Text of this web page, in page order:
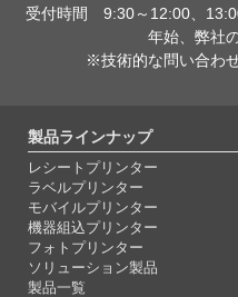
受付時間 9:30～12:00、
年始、弊社
※技術的な問い合わ
製品ラインナップ
レシートプリンター
ラベルプリンター
モバイルプリンター
機器組込プリンター
フォトプリンター
ソリューション製品
製品一覧